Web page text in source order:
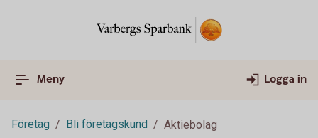
Meny Logga in
Företag Bli företagskund Aktiebolag